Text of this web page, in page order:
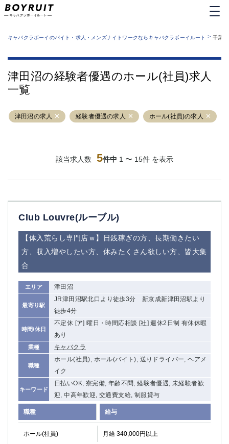
業種から探す
運営者情報
サイトマップ
キャバクラボーイのバイト・求人・メンズナイトワークならキャバクラボーイルート > 千葉
津田沼の経験者優遇のホール(社員)求人
一覧
津田沼の求人 経験者優遇の求人 ホール(社員)の求人
該当求人数 5件中 1 〜 15件 を表示
Club Louvre(ルーブル)
【体入荒らし専門店ｗ】日銭稼ぎの方、長期働きたい
方、収入増やしたい方、休みたくさん欲しい方、皆大集
合
エリア 津田沼
最寄り駅
JR津田沼駅北口より徒歩3分 新京成新津田沼駅より
徒歩4分
時間/休日
不定休 [ア] 曜日・時間応相談 [社] 週休2日制 有休休暇
あり
業種 キャバクラ
職種
ホール(社員), ホール(バイト), 送りドライバー, ヘアメ
イク
キーワード
日払いOK, 寮完備, 年齢不問, 経験者優遇, 未経験者歓
迎, 中高年歓迎, 交通費支給, 制服貸与
職種 給与
ホール(社員) 月給 340,000円以上
六本木
池袋
渋谷
大和
立川
①六本木 ②西麻布
大山
赤坂
高円寺
蒲田東口
多摩センター
浜松町
中野
葛西
府中
ひばりヶ丘（北口）
学芸大学
吉祥寺（南口／公園口）
自由が丘
錦糸町南口
下北沢・経堂
成増駅徒歩3分の好立地！①JR埼京線「赤羽駅」から徒歩2分 ②東
三軒茶屋（南口）
①歌舞伎町 ②新宿 ③新宿三丁目 ④西
①歌舞伎町 ②新宿 ③西部新宿 ③東新宿
①歌舞伎町 ②新宿
①銀座 ②新橋
錦糸町(南口)
蒲田(西口)
清瀬（南口）